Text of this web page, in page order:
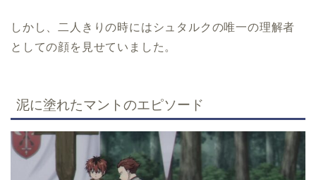
しかし、二人きりの時にはシュタルクの唯一の理解者
としての顔を見せていました。
泥に塗れたマントのエピソード